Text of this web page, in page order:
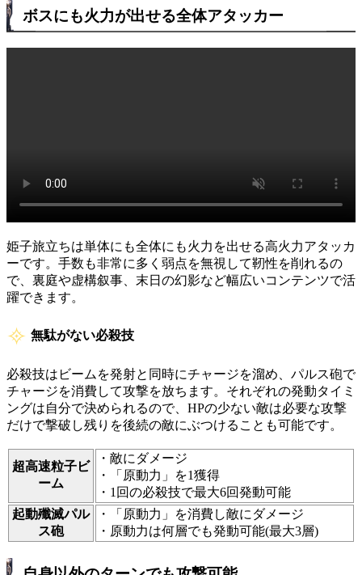
ボスにも火力が出せる全体アタッカー
姫子旅立ちは単体にも全体にも火力を出せる高火力アタッカ
ーです。手数も非常に多く弱点を無視して靭性を削れるの
で、裏庭や虚構叙事、末日の幻影など幅広いコンテンツで活
躍できます。
無駄がない必殺技
必殺技はビームを発射と同時にチャージを溜め、パルス砲で
チャージを消費して攻撃を放ちます。それぞれの発動タイミ
ングは自分で決められるので、HPの少ない敵は必要な攻撃
だけで撃破し残りを後続の敵にぶつけることも可能です。
超高速粒子ビ
ーム
・敵にダメージ
・「原動力」を1獲得
・1回の必殺技で最大6回発動可能
起動殲滅パル
ス砲
・「原動力」を消費し敵にダメージ
・原動力は何層でも発動可能(最大3層)